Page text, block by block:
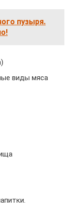
пузыря.
виды мяса